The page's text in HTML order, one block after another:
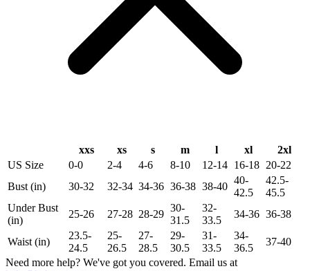
xxs xs s m l xl
2xl
US Size
0-0 2-4 4-6 8-10 12-14 16-18 20-22
Bust (in)
30-32 32-34 34-36 36-38 38-40
40-
42.5
42.5-
45.5
Under Bust
(in)
25-26 27-28 28-29
30-
31.5
32-
33.5
34-36 36-38
Waist (in)
23.5-
24.5
25-
26.5
27-
28.5
29-
30.5
31-
33.5
34-
36.5
37-40
Need more help? We've got you covered. Email us at